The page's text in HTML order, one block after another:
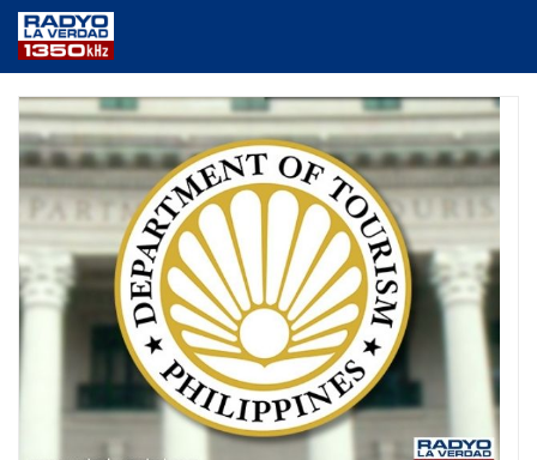
PUBLIC SERVICE
ANNOUNCEMENTS
PROGRAMS
ABOUT
CONTACT US